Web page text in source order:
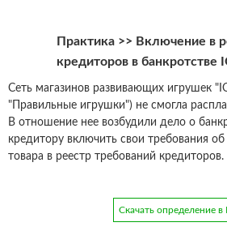
О НАС
a@seredin.law
+7(916) 925
Практика >> Включение в
кредиторов в банкротстве
Сеть магазинов развивающих игрушек
"Правильные игрушки") не смогла
В отношение нее возбудили дело о
кредитору включить свои требования
товара в реестр требований кредиторов.
Скачать определение в